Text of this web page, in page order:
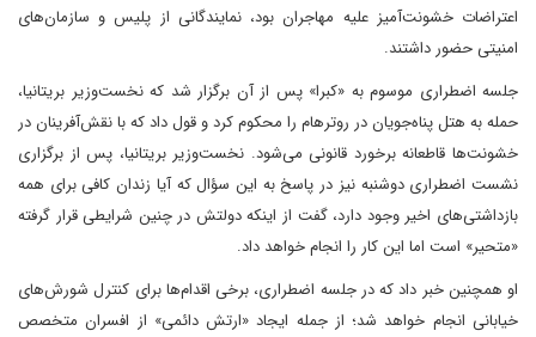
اعتراضات خشونت‌آمیز علیه مهاجران بود، نمایندگانی از پلیس و سازمان‌های
امنیتی حضور داشتند.
جلسه اضطراری موسوم به «کبرا» پس از آن برگزار شد که نخست‌وزیر بریتانیا،
حمله به هتل پناه‌جویان در روترهام را محکوم کرد و قول داد که با نقش‌آفرینان در
خشونت‌ها قاطعانه برخورد قانونی می‌شود. نخست‌وزیر بریتانیا، پس از برگزاری
نشست اضطراری دوشنبه نیز در پاسخ به این سؤال که آیا زندان کافی برای همه
بازداشتی‌های اخیر وجود دارد، گفت از اینکه دولتش در چنین شرایطی قرار گرفته
«متحیر» است اما این کار را انجام خواهد داد.
او همچنین خبر داد که در جلسه اضطراری، برخی اقدام‌ها برای کنترل شورش‌های
خیابانی انجام خواهد شد؛ از جمله ایجاد «ارتش دائمی» از افسران متخصص